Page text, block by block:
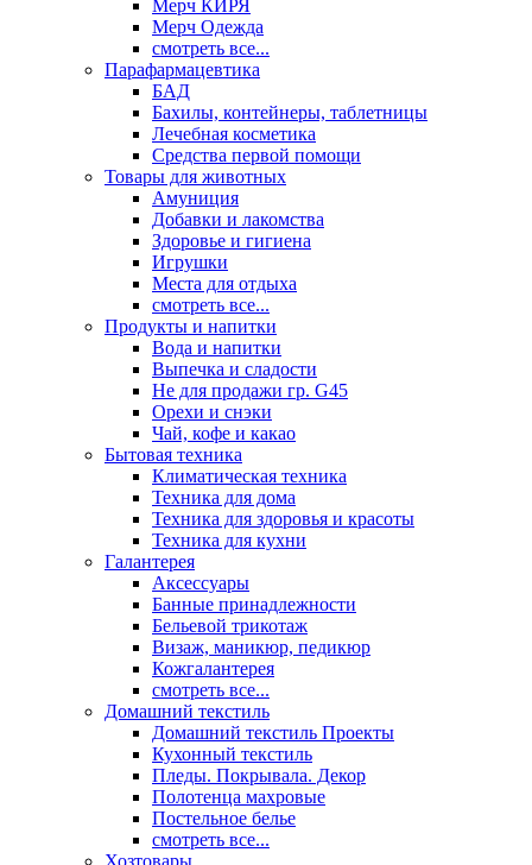
Мерч КИРЯ
Мерч Одежда
смотреть все...
Парафармацевтика
БАД
Бахилы, контейнеры, таблетницы
Лечебная косметика
Средства первой помощи
Товары для животных
Амуниция
Добавки и лакомства
Здоровье и гигиена
Игрушки
Места для отдыха
смотреть все...
Продукты и напитки
Вода и напитки
Выпечка и сладости
Не для продажи гр. G45
Орехи и снэки
Чай, кофе и какао
Бытовая техника
Климатическая техника
Техника для дома
Техника для здоровья и красоты
Техника для кухни
Галантерея
Аксессуары
Банные принадлежности
Бельевой трикотаж
Визаж, маникюр, педикюр
Кожгалантерея
смотреть все...
Домашний текстиль
Домашний текстиль Проекты
Кухонный текстиль
Пледы. Покрывала. Декор
Полотенца махровые
Постельное белье
смотреть все...
Хозтовары